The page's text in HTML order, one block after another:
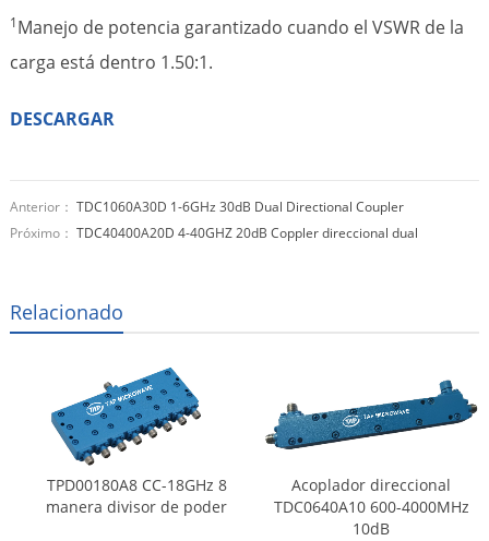
1Manejo de potencia garantizado cuando el VSWR de la
carga está dentro 1.50:1.
DESCARGAR
Anterior： TDC1060A30D 1-6GHz 30dB Dual Directional Coupler
Próximo： TDC40400A20D 4-40GHZ 20dB Coppler direccional dual
Relacionado
TPD00180A8 CC-18GHz 8
manera divisor de poder
Acoplador direccional
TDC0640A10 600-4000MHz
10dB